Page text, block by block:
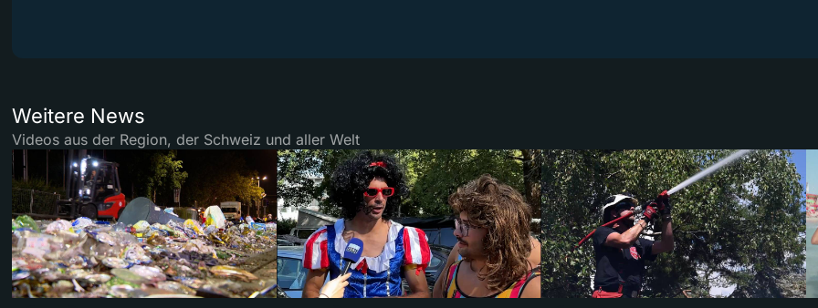
Weitere News
Videos aus der Region, der Schweiz und aller Welt